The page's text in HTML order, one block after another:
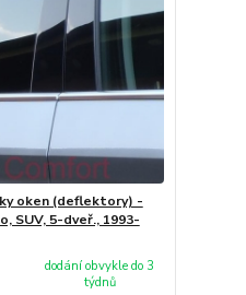
oken (deflektory) -
SUV, 5-dveř., 1993-
dodání obvykle do 3
týdnů